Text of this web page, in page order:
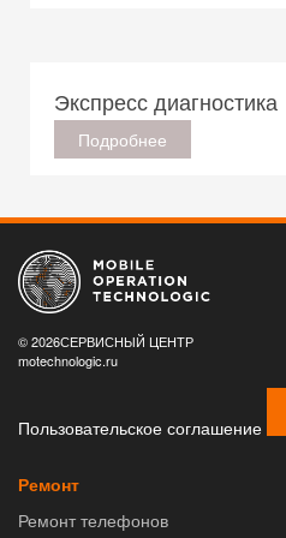
Экспресс диагностика
Подробнее
© 2026СЕРВИСНЫЙ ЦЕНТР
motechnologic.ru
Пользовательское соглашение
Ремонт
Ремонт телефонов